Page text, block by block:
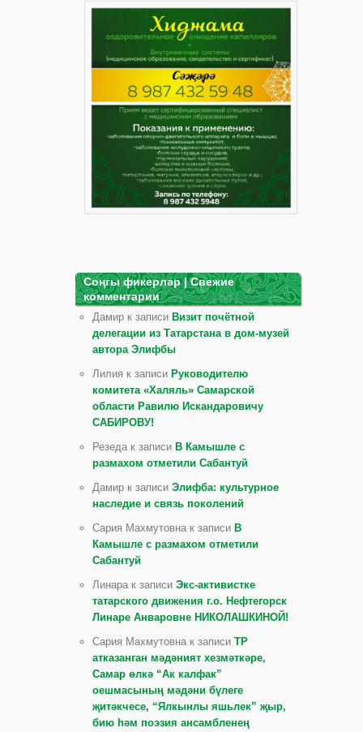
Соңгы фикерләр | Свежие
комментарии
Дамир к записи Визит почётной
делегации из Татарстана в дом-музей
автора Элифбы
Лилия к записи Руководителю
комитета «Халяль» Самарской
области Равилю Искандаровичу
САБИРОВУ!
Резеда к записи В Камышле с
размахом отметили Сабантуй
Дамир к записи Элифба: культурное
наследие и связь поколений
Сария Махмутовна к записи В
Камышле с размахом отметили
Сабантуй
Линара к записи Экс-активистке
татарского движения г.о. Нефтегорск
Линаре Анваровне НИКОЛАШКИНОЙ!
Сария Махмутовна к записи ТР
атказанган мәдәният хезмәткәре,
Самар өлкә “Ак калфак”
оешмасының мәдәни бүлеге
җитәкчесе, “Ялкынлы яшьлек” җыр,
бию һәм поэзия ансамбленең